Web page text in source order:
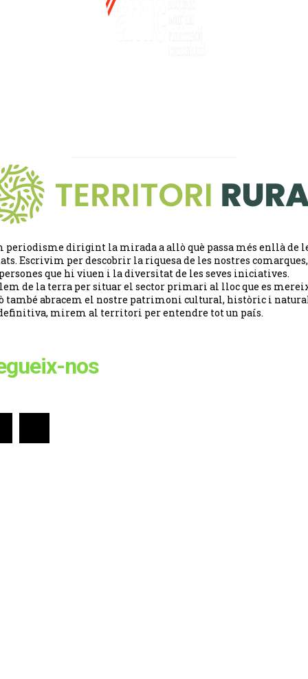
periodisme dirigint la mirada a allò què passa més enllà de
Escrivim per descobrir la riquesa de les nostres
que hi viuen i la diversitat de les seves iniciatives.
de la terra per situar el sector primari al lloc que es
també abracem el nostre patrimoni cultural, històric i
mirem al territori per entendre tot un país.
nos